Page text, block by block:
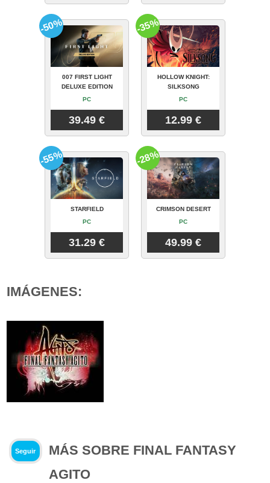
007 FIRST LIGHT
DELUXE EDITION
PC
39.49 €
-50%
HOLLOW KNIGHT:
SILKSONG
PC
12.99 €
-35%
STARFIELD
PC
31.29 €
-55%
CRIMSON DESERT
PC
49.99 €
-28%
IMÁGENES:
Seguir
MÁS SOBRE FINAL FANTASY
AGITO